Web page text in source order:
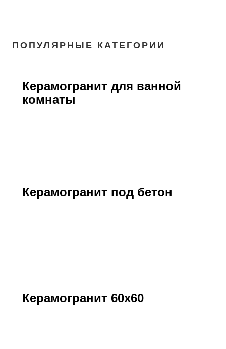
ПОПУЛЯРНЫЕ КАТЕГОРИИ
Керамогранит для ванной
комнаты
Керамогранит под бетон
Керамогранит 60х60